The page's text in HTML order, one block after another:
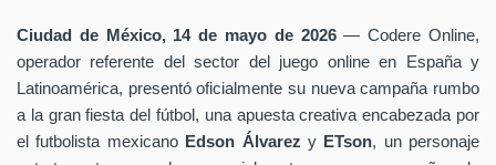
Ciudad de México, 14 de mayo de 2026— Codere Online,
operador referente del sector del juego online en España y
Latinoamérica, presentó oficialmente su nueva campaña rumbo
a la gran fiesta del fútbol, una apuesta creativa encabezada por
el futbolista mexicano Edson Álvarez yETson, un personaje